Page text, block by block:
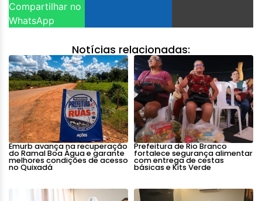
Compartilhar no
WhatsApp
Notícias relacionadas:
Emurb avança na recuperação
do Ramal Boa Água e garante
melhores condições de acesso
no Quixadá
Prefeitura de Rio Branco
fortalece segurança alimentar
com entrega de cestas
básicas e Kits Verde